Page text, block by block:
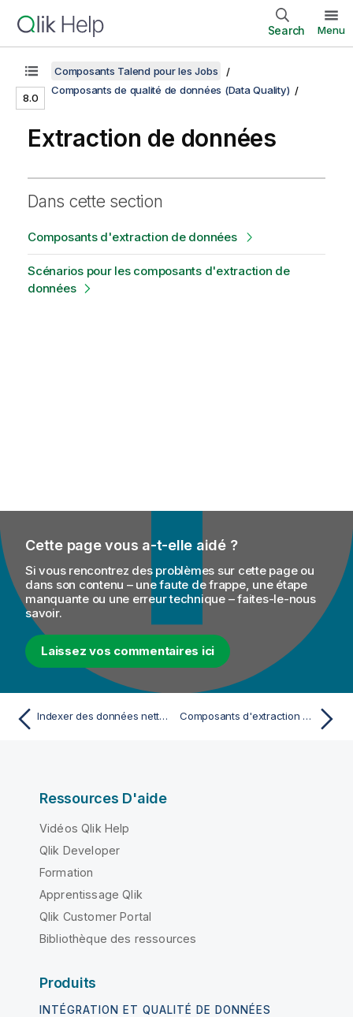
Search Menu
8.0
Composants Talend pour les Jobs
Composants de qualité de données (Data Quality)
Extraction de données
Dans cette section
Composants d'extraction de données
Scénarios pour les composants d'extraction de
données
Cette page vous a-t-elle aidé ?
Si vous rencontrez des problèmes sur cette page ou
dans son contenu – une faute de frappe, une étape
manquante ou une erreur technique – faites-le-nous
savoir.
Laissez vos commentaires ici
Indexer des données nettoyées et dédoublonnées dans Elasticsearch Composants d'extraction de données
Ressources D'aide
Vidéos Qlik Help
Qlik Developer
Formation
Apprentissage Qlik
Qlik Customer Portal
Bibliothèque des ressources
Produits
INTÉGRATION ET QUALITÉ DE DONNÉES